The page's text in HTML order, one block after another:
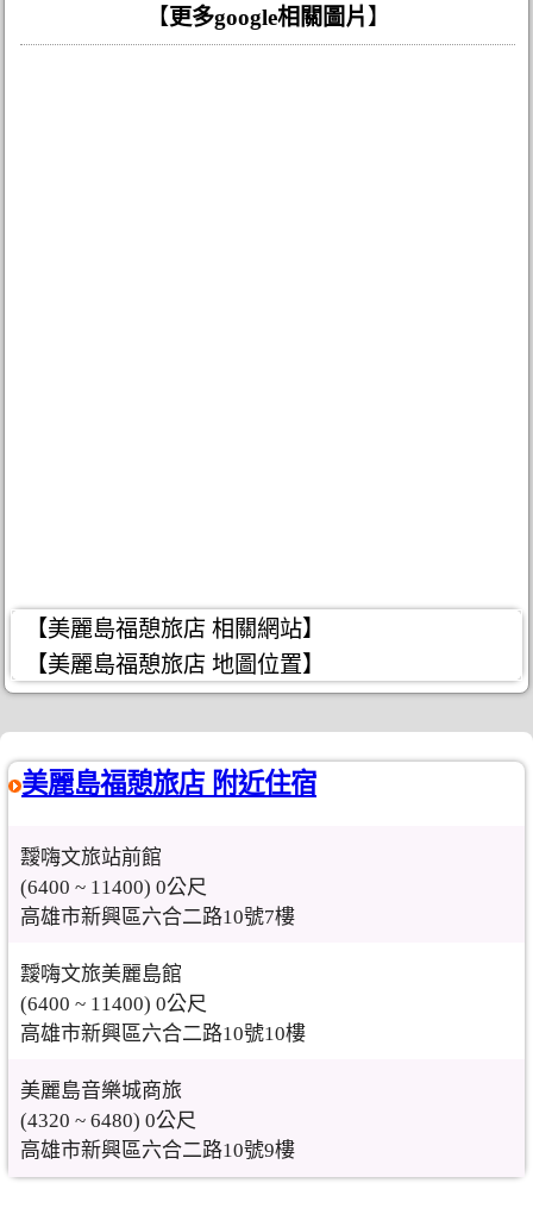
【更多google相關圖片】
【美麗島福憩旅店 相關網站】
【美麗島福憩旅店 地圖位置】
美麗島福憩旅店 附近住宿
靉嗨文旅站前館
(6400 ~ 11400) 0公尺
高雄市新興區六合二路10號7樓
靉嗨文旅美麗島館
(6400 ~ 11400) 0公尺
高雄市新興區六合二路10號10樓
美麗島音樂城商旅
(4320 ~ 6480) 0公尺
高雄市新興區六合二路10號9樓